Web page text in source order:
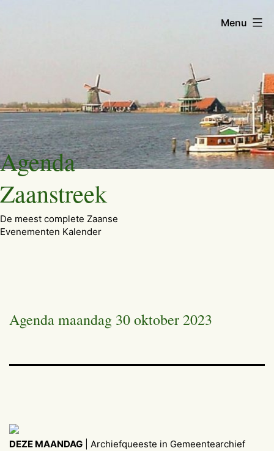
Ga
naar
de
inhoud
Agenda
Zaanstreek
De meest complete Zaanse
Evenementen Kalender
Menu
Agenda maandag 30 oktober 2023
DEZE MAANDAG | Archiefqueeste in Gemeentearchief